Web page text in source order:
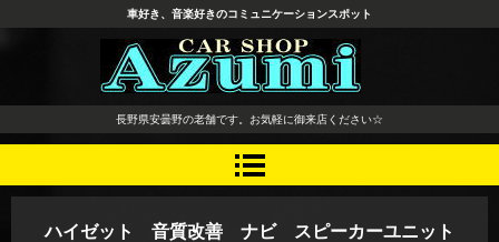
長野県 安曇野市 タイヤ ホ
イール デッドニング カーオ
ーディオ レカロシート
車好き、音楽好きのコミュニケーションスポット
長野県安曇野の老舗です。お気軽に御来店ください☆
ハイゼット 音質改善 ナビ スピーカーユニット